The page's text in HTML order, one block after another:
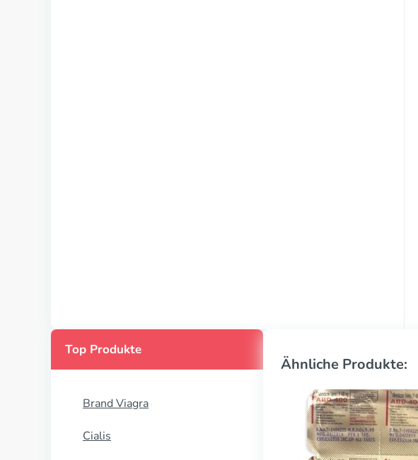
Top Produkte
Brand Viagra
Cialis
Ähnliche Produkte: